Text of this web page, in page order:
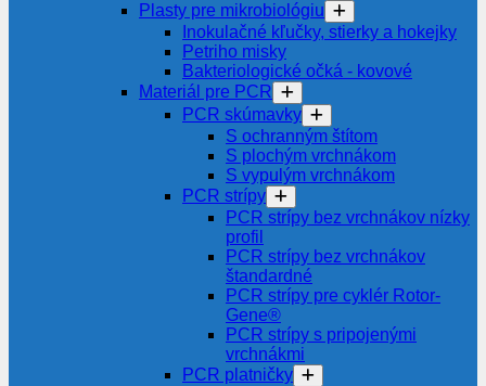
Plasty pre mikrobiológiu
Inokulačné kľučky, stierky a hokejky
Petriho misky
Bakteriologické očká - kovové
Materiál pre PCR
PCR skúmavky
S ochranným štítom
S plochým vrchnákom
S vypulým vrchnákom
PCR strípy
PCR strípy bez vrchnákov nízky
profil
PCR strípy bez vrchnákov
štandardné
PCR strípy pre cyklér Rotor-
Gene®
PCR strípy s pripojenými
vrchnákmi
PCR platničky